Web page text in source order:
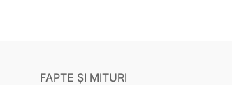
FAPTE ȘI MITURI